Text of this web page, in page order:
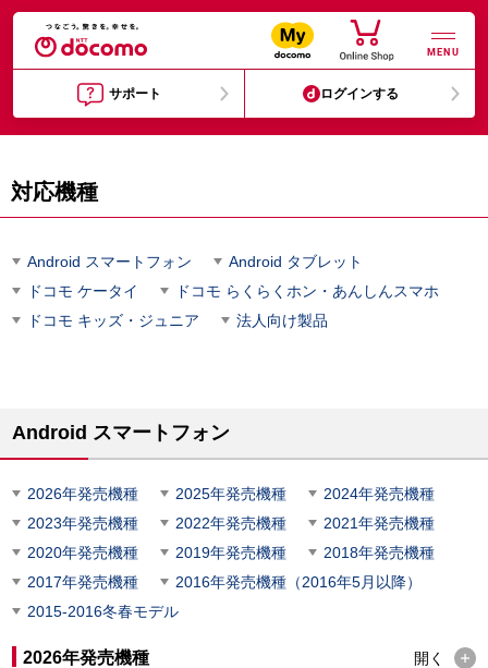
MENU
サポート ログインする
対応機種
Android スマートフォン
Android タブレット
ドコモ ケータイ
ドコモ らくらくホン・あんしんスマホ
ドコモ キッズ・ジュニア
法人向け製品
Android スマートフォン
2026年発売機種 2025年発売機種
2024年発売機種
2023年発売機種
2022年発売機種
2021年発売機種
2020年発売機種
2019年発売機種
2018年発売機種
2017年発売機種
2016年発売機種（2016年5月以降）
2015-2016冬春モデル
2026年発売機種 開く